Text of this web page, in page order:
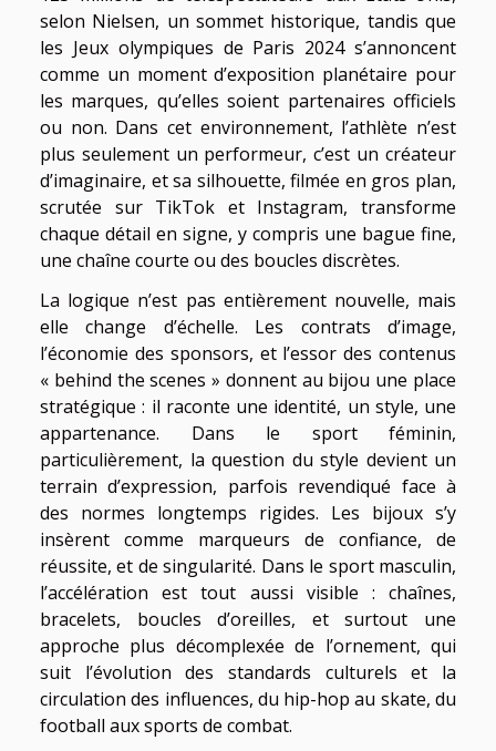
selon Nielsen, un sommet historique, tandis que
les Jeux olympiques de Paris 2024 s’annoncent
comme un moment d’exposition planétaire pour
les marques, qu’elles soient partenaires officiels
ou non. Dans cet environnement, l’athlète n’est
plus seulement un performeur, c’est un créateur
d’imaginaire, et sa silhouette, filmée en gros plan,
scrutée sur TikTok et Instagram, transforme
chaque détail en signe, y compris une bague fine,
une chaîne courte ou des boucles discrètes.
La logique n’est pas entièrement nouvelle, mais
elle change d’échelle. Les contrats d’image,
l’économie des sponsors, et l’essor des contenus
« behind the scenes » donnent au bijou une place
stratégique : il raconte une identité, un style, une
appartenance. Dans le sport féminin,
particulièrement, la question du style devient un
terrain d’expression, parfois revendiqué face à
des normes longtemps rigides. Les bijoux s’y
insèrent comme marqueurs de confiance, de
réussite, et de singularité. Dans le sport masculin,
l’accélération est tout aussi visible : chaînes,
bracelets, boucles d’oreilles, et surtout une
approche plus décomplexée de l’ornement, qui
suit l’évolution des standards culturels et la
circulation des influences, du hip-hop au skate, du
football aux sports de combat.